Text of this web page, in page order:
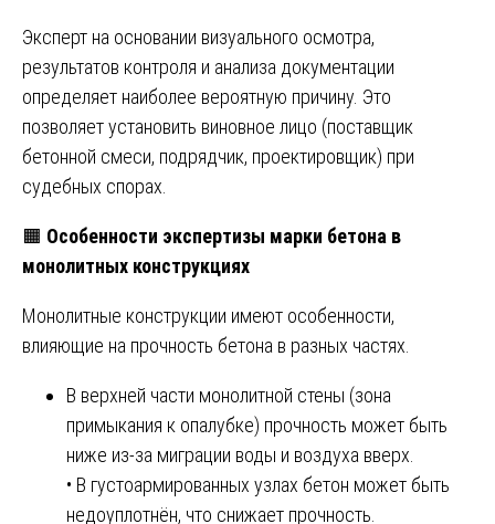
Эксперт на основании визуального осмотра,
результатов контроля и анализа документации
определяет наиболее вероятную причину. Это
позволяет установить виновное лицо (поставщик
бетонной смеси, подрядчик, проектировщик) при
судебных спорах.
🟧 Особенности экспертизы марки бетона в
монолитных конструкциях
Монолитные конструкции имеют особенности,
влияющие на прочность бетона в разных частях.
В верхней части монолитной стены (зона
примыкания к опалубке) прочность может быть
ниже из-за миграции воды и воздуха вверх.
• В густоармированных узлах бетон может быть
недоуплотнён, что снижает прочность.